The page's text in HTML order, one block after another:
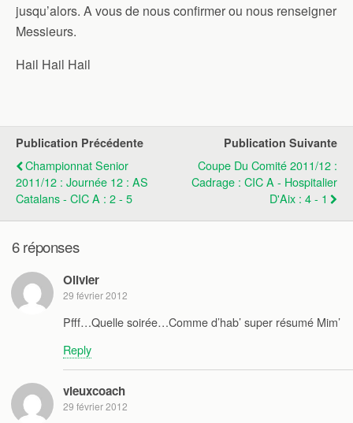
jusqu’alors. A vous de nous confirmer ou nous renseigner
Messieurs.
Hail Hail Hail
Publication Précédente
Championnat Senior
2011/12 : Journée 12 : AS
Catalans - CIC A : 2 - 5
Publication Suivante
Coupe Du Comité 2011/12 :
Cadrage : CIC A - Hospitalier
D'Aix : 4 - 1
6 réponses
Olivier
29 février 2012
Pfff…Quelle soirée…Comme d’hab’ super résumé Mim’
Reply
vieuxcoach
29 février 2012